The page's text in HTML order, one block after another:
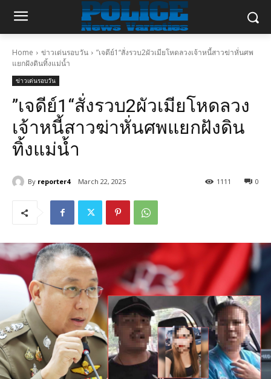
Home ข่าวเด่นรอบวัน
”เจดีย์1“สั่งรวบ2ผัวเมียโหดลวงเจ้าหนี้สาวฆ่าหั่นศพ
แยกฝังดินทิ้งแม่น้ำ
ข่าวเด่นรอบวัน
”เจดีย์1“สั่งรวบ2ผัวเมียโหดลวง
เจ้าหนี้สาวฆ่าหั่นศพแยกฝังดิน
ทิ้งแม่น้ำ
By reporter4 March 22, 2025 0
1111